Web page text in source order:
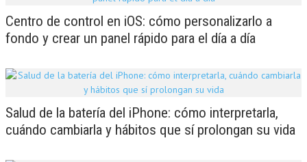
Centro de control en iOS: cómo personalizarlo a
fondo y crear un panel rápido para el día a día
Salud de la batería del iPhone: cómo interpretarla,
cuándo cambiarla y hábitos que sí prolongan su vida